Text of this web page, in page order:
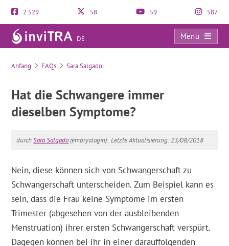
2.529 58 59 587
DE
Menü
FAQs
Anfang FAQs Sara Salgado
Hat die Schwangere immer
dieselben Symptome?
durchSara Salgado(embryologin). Letzte Aktualisierung: 23/08/2018
Nein, diese können sich von Schwangerschaft zu
Schwangerschaft unterscheiden. Zum Beispiel kann es
sein, dass die Frau keine Symptome im ersten
Trimester (abgesehen von der ausbleibenden
Menstruation) ihrer ersten Schwangerschaft verspürt.
Dagegen können bei ihr in einer darauffolgenden